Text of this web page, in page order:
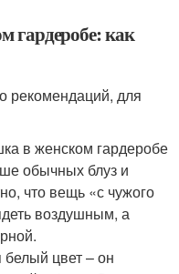
гардеробе: как
рекомендаций, для
в женском гардеробе
обычных блуз и
что вещь «с чужого
воздушным, а
белый цвет – он